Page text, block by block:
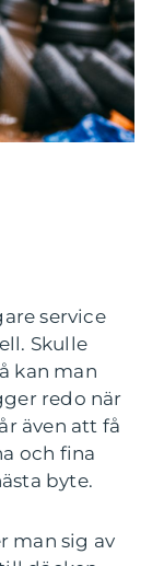
service
Skulle
kan man
redo när
även att få
och fina
byte.
man sig av